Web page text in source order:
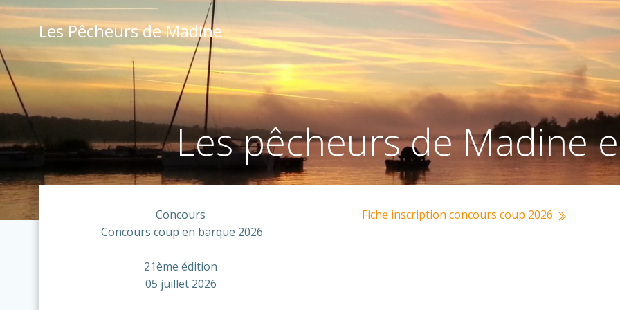
Aller
au
contenuLes Pêcheurs de Madine
Les pêcheurs de Madine
Concours
Concours coup en barque 2026
21ème édition
05 juillet 2026
Fiche inscription concours coup 2026